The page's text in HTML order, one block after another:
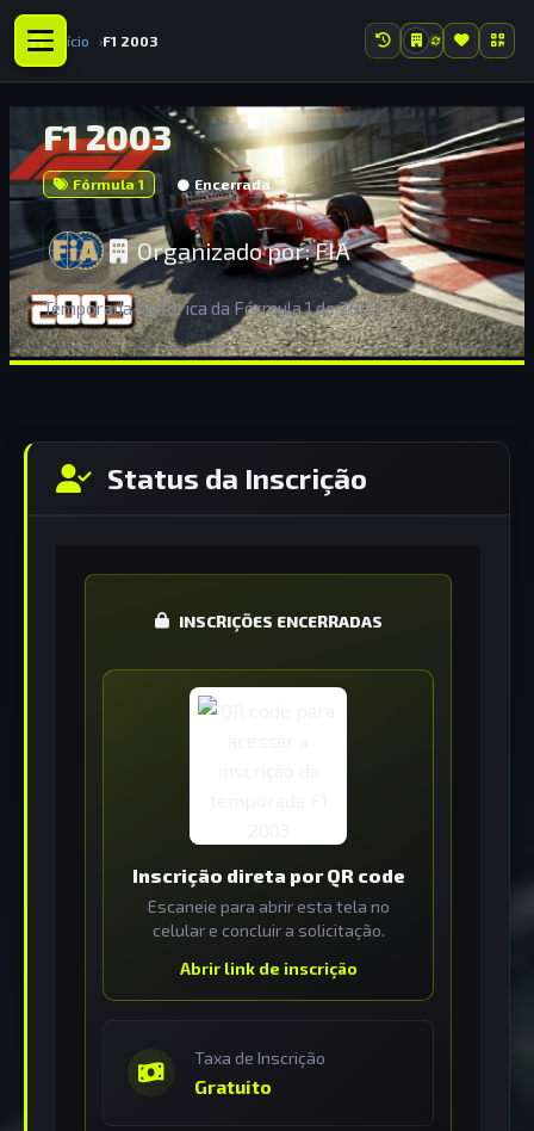
Início F1 2003
F1 2003
Fórmula 1 Encerrada
Organizado por:FIA
Temporada histórica da Fórmula 1 de 2003
Status da Inscrição
INSCRIÇÕES ENCERRADAS
Inscrição direta por QR code
Escaneie para abrir esta tela no
celular e concluir a solicitação.
Abrir link de inscrição
Taxa de Inscrição
Gratuito